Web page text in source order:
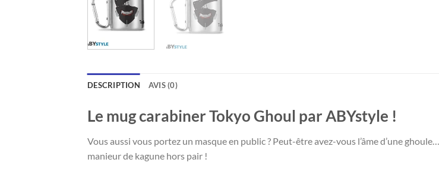
DESCRIPTION AVIS (0)
Le mug carabiner Tokyo Ghoul par ABYstyle !
Vous aussi vous portez un masque en public ? Peut-être avez-vous l’âme d’une
manieur de kagune hors pair !